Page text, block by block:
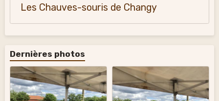
Les Chauves-souris de Changy
Dernières photos